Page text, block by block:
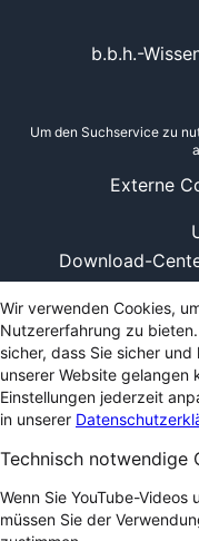
Download-
b.b.h.-
Um den Suchservice zu
Externe
Wir verwenden Cookies,
Nutzererfahrung zu
sicher, dass Sie sicher
unserer Website gelangen
Einstellungen jederzeit
in unserer
Technisch notwendige
Wenn Sie YouTube-
müssen Sie der